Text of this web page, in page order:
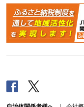
Facebook